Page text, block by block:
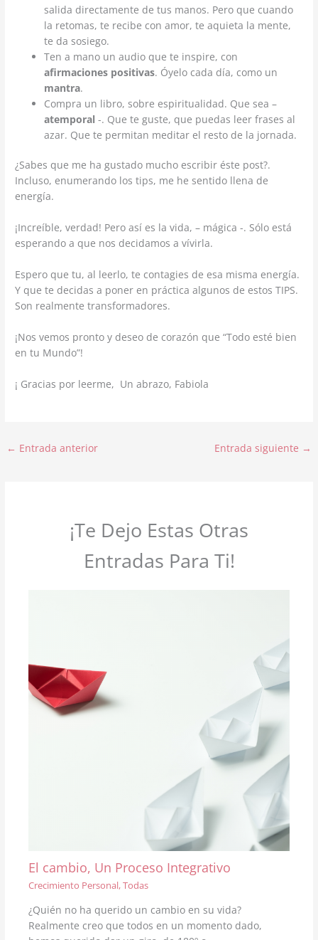
salida directamente de tus manos. Pero que cuando
la retomas, te recibe con amor, te aquieta la mente,
te da sosiego.
Ten a mano un audio que te inspire, con
afirmaciones positivas. Óyelo cada día, como un
mantra.
Compra un libro, sobre espiritualidad. Que sea –
atemporal -. Que te guste, que puedas leer frases al
azar. Que te permitan meditar el resto de la jornada.
¿Sabes que me ha gustado mucho escribir éste post?.
Incluso, enumerando los tips, me he sentido llena de
energía.
¡Increíble, verdad! Pero así es la vida, – mágica -. Sólo está
esperando a que nos decidamos a vívirla.
Espero que tu, al leerlo, te contagies de esa misma energía.
Y que te decidas a poner en práctica algunos de estos TIPS.
Son realmente transformadores.
¡Nos vemos pronto y deseo de corazón que “Todo esté bien
en tu Mundo”!
¡ Gracias por leerme, Un abrazo, Fabiola
← Entrada anterior Entrada siguiente →
¡Te Dejo Estas Otras
Entradas Para Ti!
El cambio, Un Proceso Integrativo
Crecimiento Personal,Todas
¿Quién no ha querido un cambio en su vida?
Realmente creo que todos en un momento dado,